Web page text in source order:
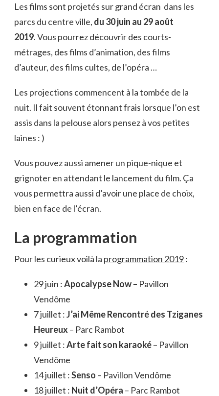
Les films sont projetés sur grand écran dans les
parcs du centre ville, du 30 juin au 29 août
2019.Vous pourrez découvrir des courts-
métrages, des films d’animation, des films
d’auteur, des films cultes, de l’opéra …
Les projections commencent à la tombée de la
nuit. Il fait souvent étonnant frais lorsque l’on est
assis dans la pelouse alors pensez à vos petites
laines : )
Vous pouvez aussi amener un pique-nique et
grignoter en attendant le lancement du film. Ça
vous permettra aussi d’avoir une place de choix,
bien en face de l’écran.
La programmation
Pour les curieux voilà la programmation 2019:
29 juin :Apocalypse Now– Pavillon
Vendôme
7 juillet :J’ai Même Rencontré des Tziganes
Heureux – Parc Rambot
9 juillet :Arte fait son karaoké– Pavillon
Vendôme
14 juillet :Senso – Pavillon Vendôme
18 juillet : Nuit d’Opéra – Parc Rambot